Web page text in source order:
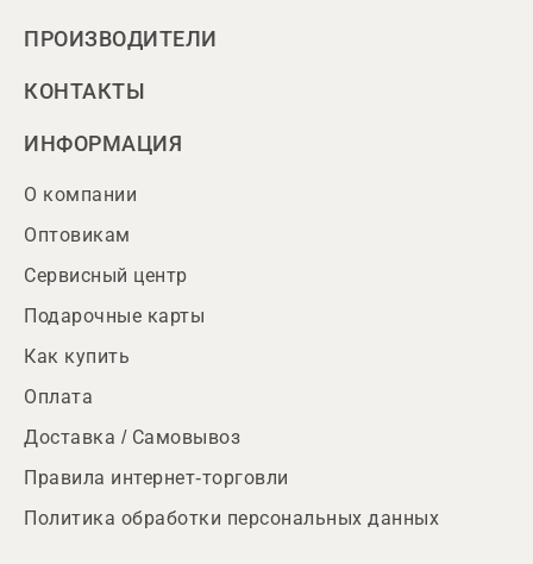
ПРОИЗВОДИТЕЛИ
КОНТАКТЫ
ИНФОРМАЦИЯ
О компании
Оптовикам
Сервисный центр
Подарочные карты
Как купить
Оплата
Доставка / Самовывоз
Правила интернет-торговли
Политика обработки персональных данных